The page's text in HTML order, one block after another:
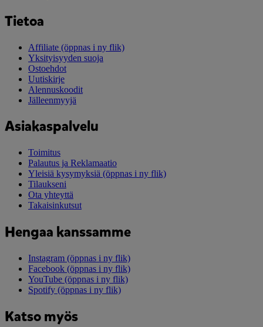
Tietoa
Affiliate (öppnas i ny flik)
Yksityisyyden suoja
Ostoehdot
Uutiskirje
Alennuskoodit
Jälleenmyyjä
Asiakaspalvelu
Toimitus
Palautus ja Reklamaatio
Yleisiä kysymyksiä (öppnas i ny flik)
Tilaukseni
Ota yhteyttä
Takaisinkutsut
Hengaa kanssamme
Instagram (öppnas i ny flik)
Facebook (öppnas i ny flik)
YouTube (öppnas i ny flik)
Spotify (öppnas i ny flik)
Katso myös